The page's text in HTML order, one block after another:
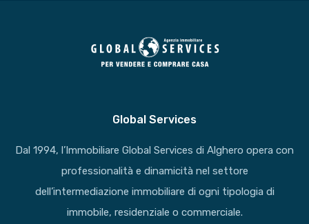
Global Services
Dal 1994, l’Immobiliare Global Services di Alghero opera con
professionalità e dinamicità nel settore
dell’intermediazione immobiliare di ogni tipologia di
immobile, residenziale o commerciale.